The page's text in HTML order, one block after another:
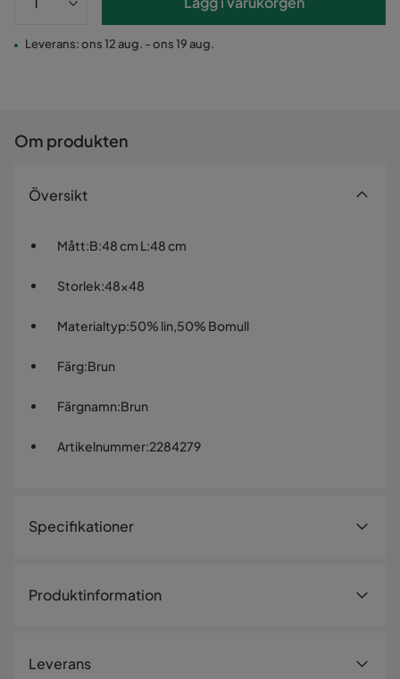
Leverans: ons 12 aug. - ons 19 aug.
Om produkten
Översikt
Mått:B:48 cm L:48 cm
Storlek:48x48
Materialtyp:50% lin,50% Bomull
Färg:Brun
Färgnamn:Brun
Artikelnummer:2284279
Specifikationer
Storlek
Produktinformation
Leverans